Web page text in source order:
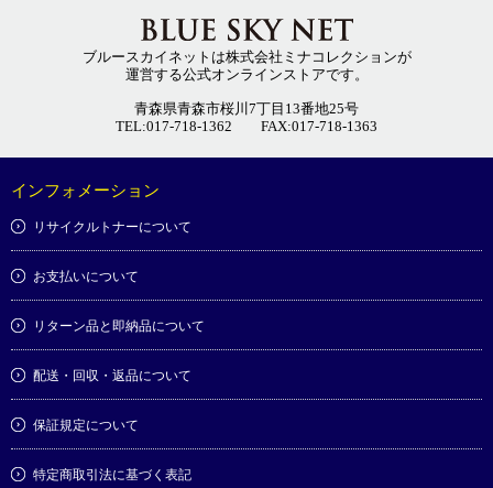
ブルースカイネットは株式会社ミナコレクションが
運営する公式オンラインストアです。
青森県青森市桜川7丁目13番地25号
TEL:017-718-1362 FAX:017-718-1363
インフォメーション
リサイクルトナーについて
お支払いについて
リターン品と即納品について
配送・回収・返品について
保証規定について
特定商取引法に基づく表記